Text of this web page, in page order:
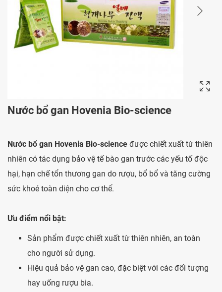
Nước bổ gan Hovenia Bio-science
Nước bổ gan Hovenia Bio-science được chiết xuất từ thiên
nhiên có tác dụng bảo vệ tế bào gan trước các yếu tố độc
hại, hạn chế tổn thương gan do rượu, bổ bổ và tăng cường
sức khoẻ toàn diện cho cơ thể.
Ưu điểm nổi bật:
Sản phẩm được chiết xuất từ thiên nhiên, an toàn
cho người sử dụng.
Hiệu quả bảo vệ gan cao, đặc biệt với các đối tượng
hay uống rượu bia.